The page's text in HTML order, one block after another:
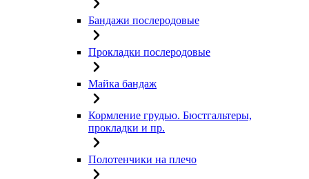
Бандажи послеродовые
Прокладки послеродовые
Майка бандаж
Кормление грудью. Бюстгальтеры,
прокладки и пр.
Полотенчики на плечо